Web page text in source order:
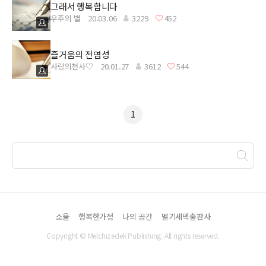
그래서 행복합니다
우주의 별 20.03.06 3229 452
즐거움의 전염성
사랑의천사♡ 20.01.27 3612 544
1
소울 행복한가정 나의 공간 멜기세덱출판사
Copyright © Melchizedek Publishing. All rights reserved.